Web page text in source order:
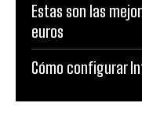
Estas son las
euros
Cómo configurar